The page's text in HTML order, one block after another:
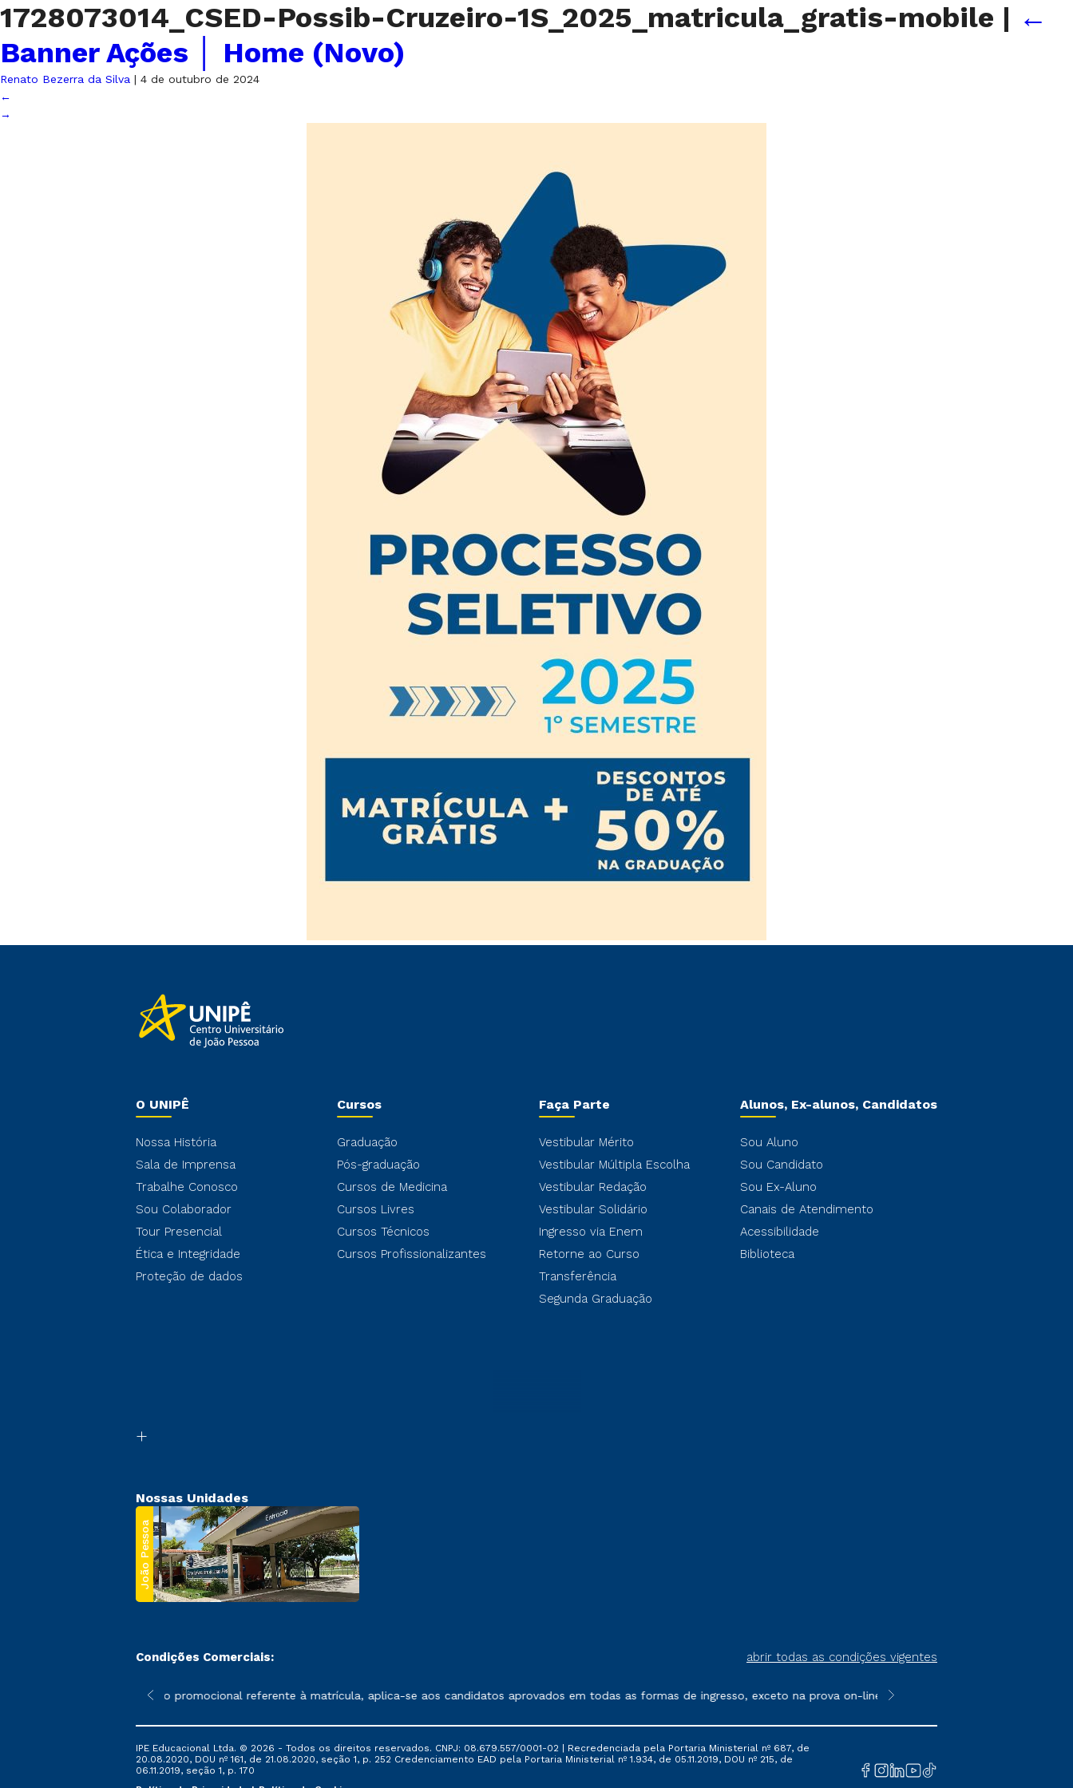
1728073014_CSED-Possib-Cruzeiro-1S_2025_matricula_gratis-mobile | ←
Banner Ações │ Home (Novo)
Renato Bezerra da Silva | 4 de outubro de 2024
←
→
O UNIPÊ
Nossa História
Sala de Imprensa
Trabalhe Conosco
Sou Colaborador
Tour Presencial
Ética e Integridade
Proteção de dados
Cursos
Graduação
Pós-graduação
Cursos de Medicina
Cursos Livres
Cursos Técnicos
Cursos Profissionalizantes
Faça Parte
Vestibular Mérito
Vestibular Múltipla Escolha
Vestibular Redação
Vestibular Solidário
Ingresso via Enem
Retorne ao Curso
Transferência
Segunda Graduação
Alunos, Ex-alunos, Candidatos
Sou Aluno
Sou Candidato
Sou Ex-Aluno
Canais de Atendimento
Acessibilidade
Biblioteca
Nossas Unidades
João Pessoa
Condições Comerciais: abrir todas as condições vigentes
sofrer alterações nos períodos de rematrícula conforme exposto no contrato de prestação de serviços.
*A condição promocional referente à matrícula, aplica-se aos candidatos aprovados em todas as formas de ingresso, exceto na prova on-line ou agendada, que ofertam bolsas
**Semipresencial é um formato do
IPE Educacional Ltda. © 2026 - Todos os direitos reservados. CNPJ: 08.679.557/0001-02 | Recredenciada pela Portaria Ministerial nº 687, de
20.08.2020, DOU nº 161, de 21.08.2020, seção 1, p. 252 Credenciamento EAD pela Portaria Ministerial nº 1.934, de 05.11.2019, DOU nº 215, de
06.11.2019, seção 1, p. 170